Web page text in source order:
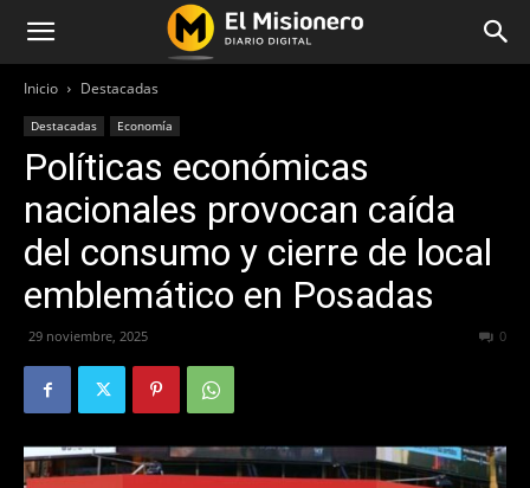
Inicio Destacadas
Destacadas Economía
Políticas económicas
nacionales provocan caída
del consumo y cierre de local
emblemático en Posadas
29 noviembre, 2025 0